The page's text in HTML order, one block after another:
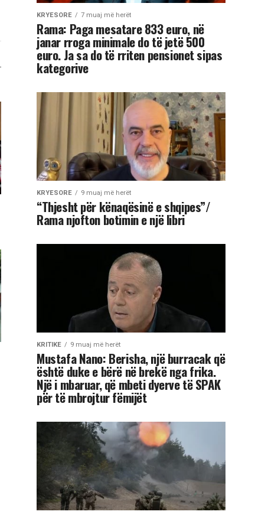
KRYESORE 7 muaj më herët
Rama: Paga mesatare 833 euro, në
janar rroga minimale do të jetë 500
euro. Ja sa do të rriten pensionet sipas
kategorive
KRYESORE 9 muaj më herët
“Thjesht për kënaqësinë e shqipes”/
Rama njofton botimin e një libri
KRITIKE 9 muaj më herët
Mustafa Nano: Berisha, një burracak që
është duke e bërë në brekë nga frika.
Një i mbaruar, që mbeti dyerve të SPAK
për të mbrojtur fëmijët